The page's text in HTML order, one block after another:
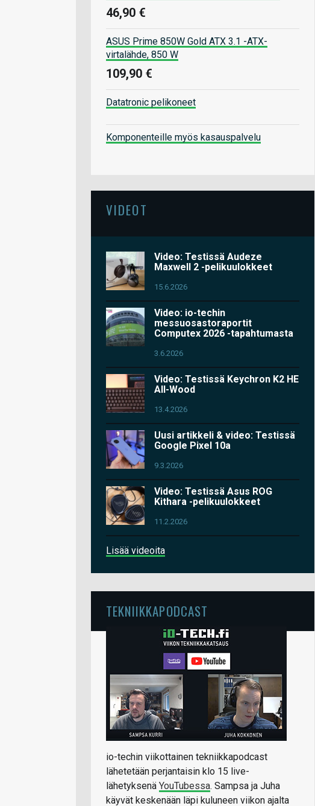
46,90 €
ASUS Prime 850W Gold ATX 3.1 -ATX-
virtalähde, 850 W
109,90 €
Datatronic pelikoneet
Komponenteille myös kasauspalvelu
VIDEOT
Video: Testissä Audeze
Maxwell 2 -pelikuulokkeet
15.6.2026
Video: io-techin
messuosastoraportit
Computex 2026 -tapahtumasta
3.6.2026
Video: Testissä Keychron K2 HE
All-Wood
13.4.2026
Uusi artikkeli & video: Testissä
Google Pixel 10a
9.3.2026
Video: Testissä Asus ROG
Kithara -pelikuulokkeet
11.2.2026
Lisää videoita
TEKNIIKKAPODCAST
io-techin viikottainen tekniikkapodcast
lähetetään perjantaisin klo 15 live-
lähetyksenä YouTubessa. Sampsa ja Juha
käyvät keskenään läpi kuluneen viikon ajalta